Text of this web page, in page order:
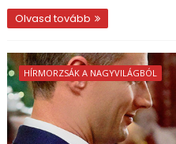
Olvasd tovább
HÍRMORZSÁK A NAGYVILÁGBÓL